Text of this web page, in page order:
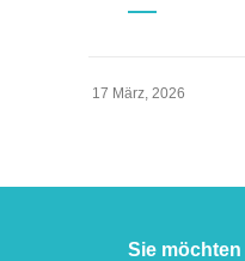
17 März, 2026
Sie